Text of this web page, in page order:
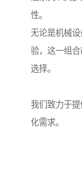
性。
无论是机械
验，这一组
选择。
我们致力于
化需求。